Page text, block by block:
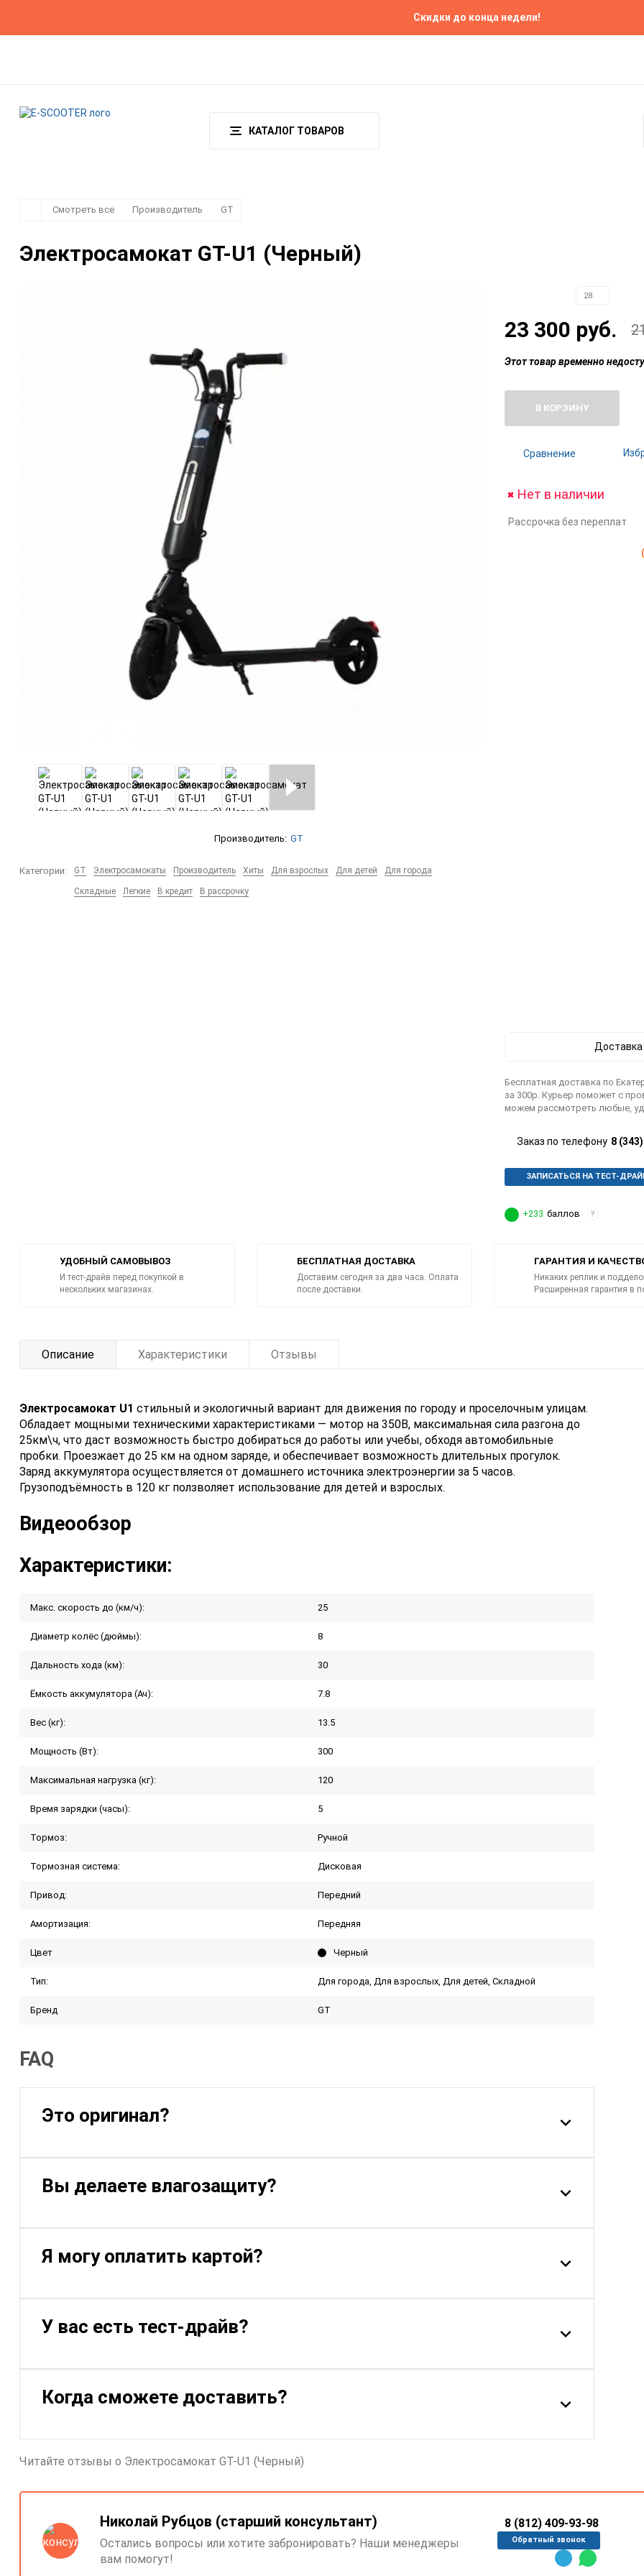
Скидки до конца недели!
Гарантия Оплата и доставка О магазине Ремонт Прокат Контакты
КАТАЛОГ ТОВАРОВ
Смотреть все Производитель GT
Электросамокат GT-U1 (Черный)
Производитель: GT
Категории: GT Электросамокаты Производитель Хиты Для взрослых Для детей Для города
Складные Легкие В кредит В рассрочку
28
23 300 руб.
Этот товар временно
В КОРЗИНУ
Сравнение
Нет в наличии
Рассрочка без переплат
Доставка
Бесплатная доставка по
за 300р. Курьер поможет с
можем рассмотреть любые,
Заказ по телефону 8
ЗАПИСАТЬСЯ НА ТЕСТ-
+233 баллов ?
УДОБНЫЙ САМОВЫВОЗ
И тест-драйв перед покупкой в
нескольких магазинах.
БЕСПЛАТНАЯ ДОСТАВКА
Доставим сегодня за два часа. Оплата
после доставки.
ГАРАНТИЯ И
Никаких реплик и
Расширенная гарантия в
Описание Характеристики Отзывы
Электросамокат U1 стильный и экологичный вариант для движения по городу и проселочным улицам.
Обладает мощными техническими характеристиками — мотор на 350В, максимальная сила разгона до
25км\ч, что даст возможность быстро добираться до работы или учебы, обходя автомобильные
пробки. Проезжает до 25 км на одном заряде, и обеспечивает возможность длительных прогулок.
Заряд аккумулятора осуществляется от домашнего источника электроэнергии за 5 часов.
Грузоподъёмность в 120 кг ползволяет использование для детей и взрослых.
Видеообзор
Характеристики:
Макс. скорость до (км/ч): 25
Диаметр колёс (дюймы): 8
Дальность хода (км): 30
Ёмкость аккумулятора (Ач): 7.8
Вес (кг): 13.5
Мощность (Вт): 300
Максимальная нагрузка (кг): 120
Время зарядки (часы): 5
Тормоз: Ручной
Тормозная система: Дисковая
Привод: Передний
Амортизация: Передняя
Цвет Черный
Тип: Для города, Для взрослых, Для детей, Складной
Бренд GT
FAQ
Это оригинал?
Вы делаете влагозащиту?
Я могу оплатить картой?
У вас есть тест-драйв?
Когда сможете доставить?
Читайте отзывы о Электросамокат GT-U1 (Черный)
Николай Рубцов (старший консультант)
Остались вопросы или хотите забронировать? Наши менеджеры
вам помогут!
8 (812) 409-93-98
Обратный звонок